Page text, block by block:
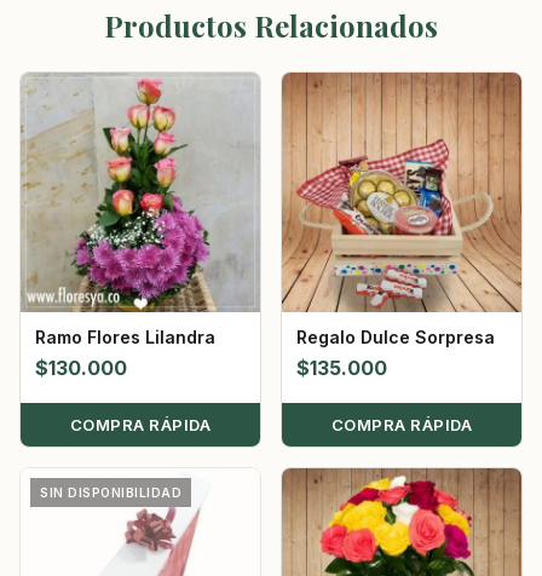
Productos Relacionados
Ramo Flores Lilandra
$130.000
COMPRA RÁPIDA
Regalo Dulce Sorpresa
$135.000
COMPRA RÁPIDA
SIN DISPONIBILIDAD